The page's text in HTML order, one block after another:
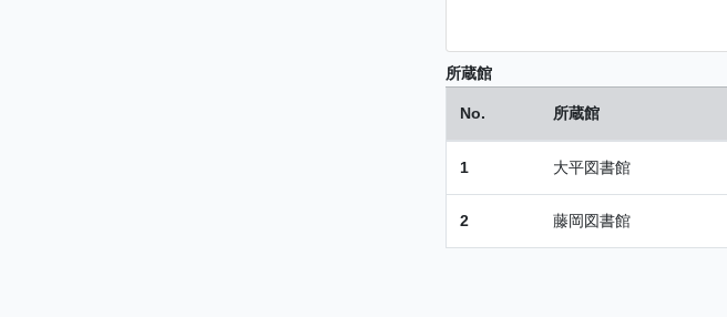
所蔵館
No. 所蔵館
1 大平図書館
2 藤岡図書館